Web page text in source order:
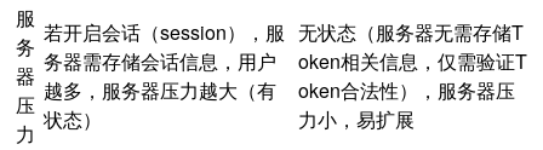
服
务
器
压
力
若开启会话（session），服
务器需存储会话信息，用户
越多，服务器压力越大（有
状态）
无状态（服务器无需存储T
oken相关信息，仅需验证T
oken合法性），服务器压
力小，易扩展